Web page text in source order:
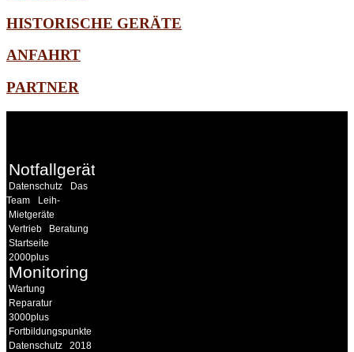
HISTORISCHE GERÄTE
ANFAHRT
PARTNER
Notfallgeräte
Datenschutz
Das
Team
Leih-
Mietgeräte
Vertrieb
Beratung
Startseite
2000plus
Monitoring
Wartung
Reparatur
3000plus
Fortbildungspunkte
Datenschutz
2018